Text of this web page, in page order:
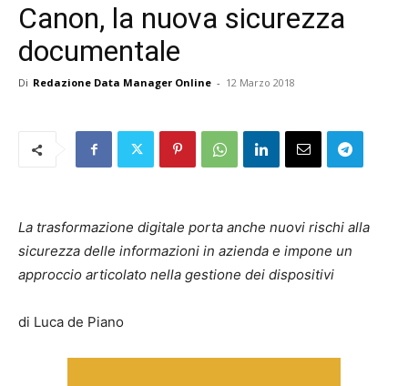
Canon, la nuova sicurezza
documentale
Di Redazione Data Manager Online - 12 Marzo 2018
La trasformazione digitale porta anche nuovi rischi alla
sicurezza delle informazioni in azienda e impone un
approccio articolato nella gestione dei dispositivi
di Luca de Piano